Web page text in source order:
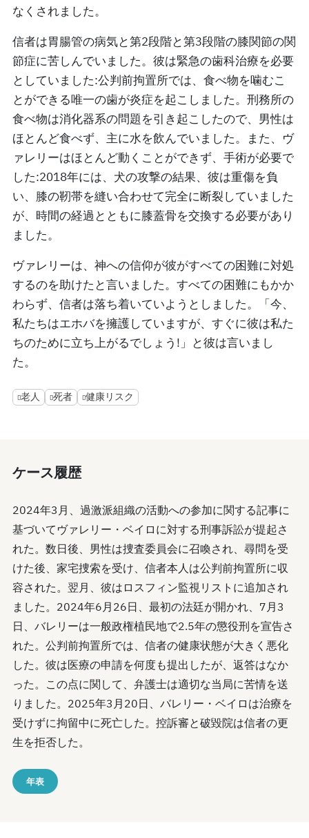
なくされました。
信者は胃腸管の病気と第2段階と第3段階の膝関節の関
節症に苦しんでいました。彼は緊急の歯科治療を必要
としていました:公判前拘置所では、食べ物を噛むこ
とができる唯一の歯が炎症を起こしました。刑務所の
食べ物は消化器系の問題を引き起こしたので、男性は
ほとんど食べず、主に水を飲んでいました。また、ヴ
ァレリーはほとんど動くことができず、手術が必要で
した:2018年には、犬の攻撃の結果、彼は重傷を負
い、膝の靭帯を縫い合わせて完全に断裂していました
が、時間の経過とともに膝蓋骨を交換する必要があり
ました。
ヴァレリーは、神への信仰が彼がすべての困難に対処
するのを助けたと言いました。すべての困難にもかか
わらず、信者は落ち着いていようとしました。「今、
私たちはエホバを擁護していますが、すぐに彼は私た
ちのために立ち上がるでしょう!」と彼は言いまし
た。
老人 死者 健康リスク
ケース履歴
2024年3月、過激派組織の活動への参加に関する記事に
基づいてヴァレリー・ベイロに対する刑事訴訟が提起さ
れた。数日後、男性は捜査委員会に召喚され、尋問を受
けた後、家宅捜索を受け、信者本人は公判前拘置所に収
容された。翌月、彼はロスフィン監視リストに追加され
ました。2024年6月26日、最初の法廷が開かれ、7月3
日、バレリーは一般政権植民地で2.5年の懲役刑を宣告さ
れた。公判前拘置所では、信者の健康状態が大きく悪化
した。彼は医療の申請を何度も提出したが、返答はなか
った。この点に関して、弁護士は適切な当局に苦情を送
りました。2025年3月20日、バレリー・ベイロは治療を
受けずに拘留中に死亡した。控訴審と破毀院は信者の更
生を拒否した。
年表